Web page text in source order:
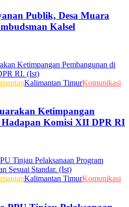
Publik, Desa Muara
Kalsel
Kalimantan TimurKomunikasi
Ketimpangan
Hadapan Komisi XII DPR RI
Kalimantan TimurKomunikasi